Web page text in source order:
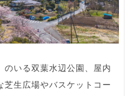
いる双葉水辺公園、屋内
芝生広場やバスケットコー